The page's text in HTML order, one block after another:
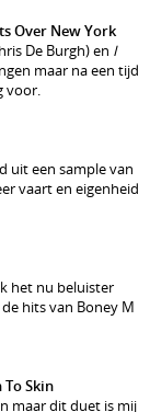
Over New York
De Burgh) en I
maar na een tijd
voor.
uit een sample van
vaart en eigenheid
het nu beluister
hits van Boney M
To Skin
maar dit duet is mij